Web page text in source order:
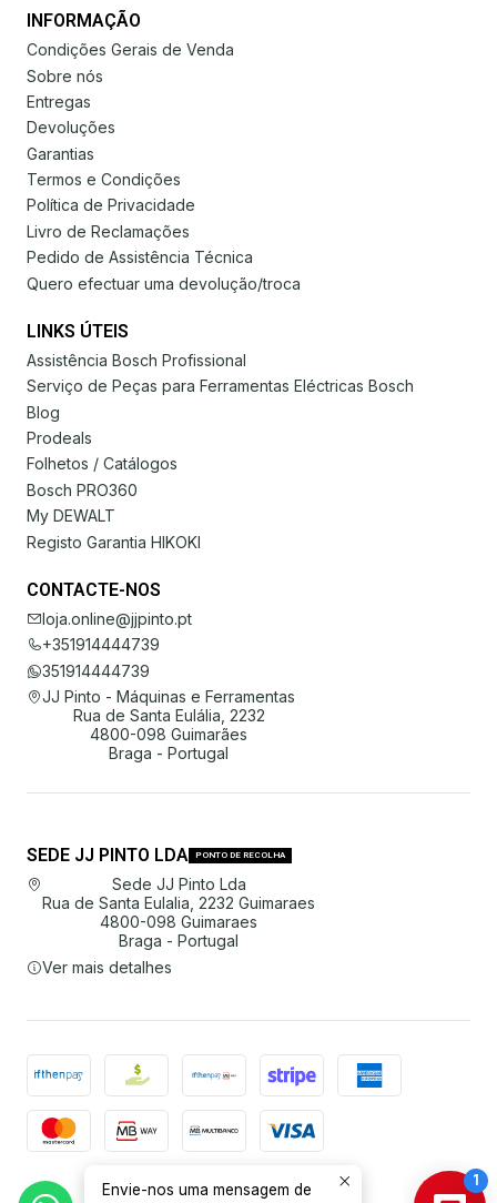
INFORMAÇÃO
Condições Gerais de Venda
Sobre nós
Entregas
Devoluções
Garantias
Termos e Condições
Política de Privacidade
Livro de Reclamações
Pedido de Assistência Técnica
Quero efectuar uma devolução/troca
LINKS ÚTEIS
Assistência Bosch Profissional
Serviço de Peças para Ferramentas Eléctricas Bosch
Blog
Prodeals
Folhetos / Catálogos
Bosch PRO360
My DEWALT
Registo Garantia HIKOKI
CONTACTE-NOS
loja.online@jjpinto.pt
+351914444739
351914444739
JJ Pinto - Máquinas e Ferramentas
Rua de Santa Eulália, 2232
4800-098 Guimarães
Braga - Portugal
SEDE JJ PINTO LDA PONTO DE RECOLHA
Sede JJ Pinto Lda
Rua de Santa Eulalia, 2232 Guimaraes
4800-098 Guimaraes
Braga - Portugal
Ver mais detalhes
2026 JJ Pinto Lda.
Envie-nos uma mensagem de